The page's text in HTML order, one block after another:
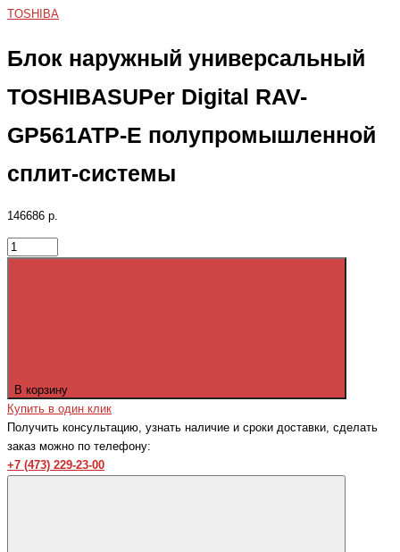
TOSHIBA
Блок наружный универсальный
TOSHIBASUPer Digital RAV-
GP561ATP-E полупромышленной
сплит-системы
146686 р.
В корзину
Купить в один клик
Получить консультацию, узнать наличие и сроки доставки, сделать
заказ можно по телефону:
+7 (473) 229-23-00